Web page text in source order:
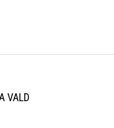
VALD